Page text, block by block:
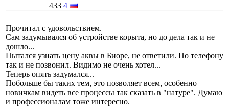
433 4
Прочитал с удовольствием.
Сам задумывался об устройстве корыта, но до дела так и не
дошло...
Пытался узнать цену аквы в Биоре, не ответили. По телефону
так и не позвонил. Видимо не очень хотел...
Теперь опять задумался...
Побольше бы таких тем, это позволяет всем, особенно
новичкам видеть все процессы так сказать в "натуре". Думаю
и профессионалам тоже интересно.